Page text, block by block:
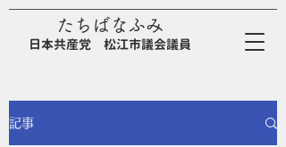
たちばなふみ
日本共産党 松江市議会議員
記事